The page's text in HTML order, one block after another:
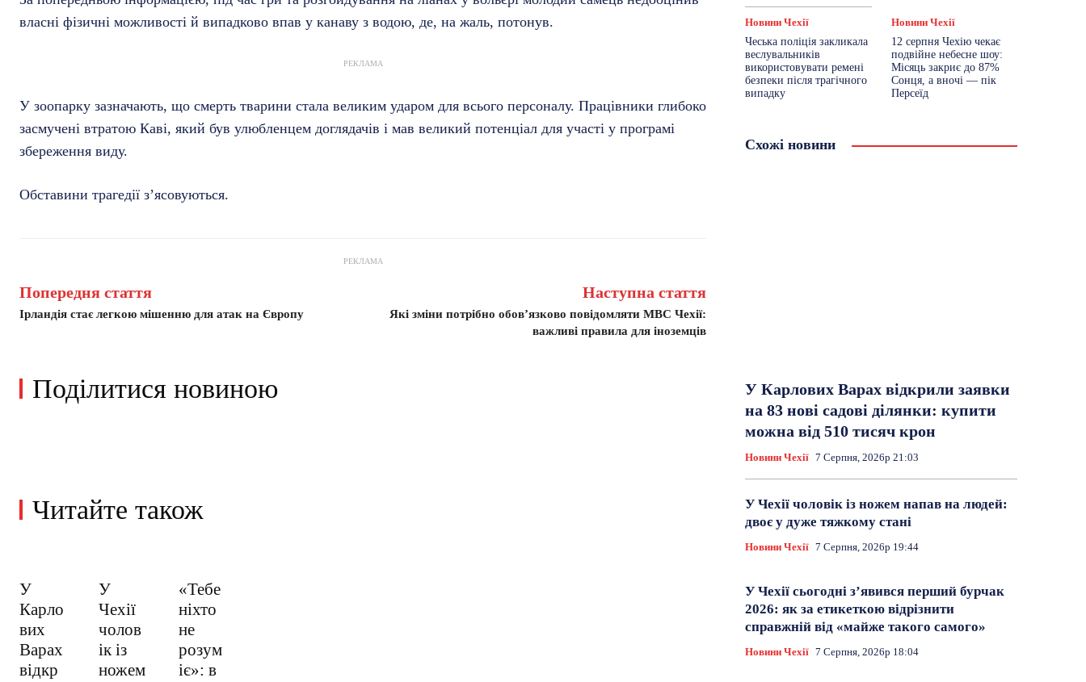
власні фізичні можливості й випадково впав у канаву з водою, де, на жаль, потонув.
РЕКЛАМА
У зоопарку зазначають, що смерть тварини стала великим ударом для всього персоналу. Працівники глибоко
засмучені втратою Каві, який був улюбленцем доглядачів і мав великий потенціал для участі у програмі
збереження виду.
Обставини трагедії з’ясовуються.
РЕКЛАМА
Попередня стаття
Ірландія стає легкою мішенню для атак на Європу
Наступна стаття
Які зміни потрібно обов’язково повідомляти МВС Чехії:
важливі правила для іноземців
Поділитися новиною
Читайте також
У
Карло
вих
Варах
відкр
У
Чехії
чолов
ік із
ножем
«Тебе
ніхто
не
розум
іє»: в
Новини Чехії
Чеська поліція закликала
веслувальників
використовувати ремені
безпеки після трагічного
випадку
Новини Чехії
12 серпня Чехію чекає
подвійне небесне шоу:
Місяць закриє до 87%
Сонця, а вночі — пік
Персеїд
Схожі новини
У Карлових Варах відкрили заявки
на 83 нові садові ділянки: купити
можна від 510 тисяч крон
Новини Чехії 7 Серпня, 2026р 21:03
У Чехії чоловік із ножем напав на людей:
двоє у дуже тяжкому стані
Новини Чехії 7 Серпня, 2026р 19:44
У Чехії сьогодні з’явився перший бурчак
2026: як за етикеткою відрізнити
справжній від «майже такого самого»
Новини Чехії 7 Серпня, 2026р 18:04